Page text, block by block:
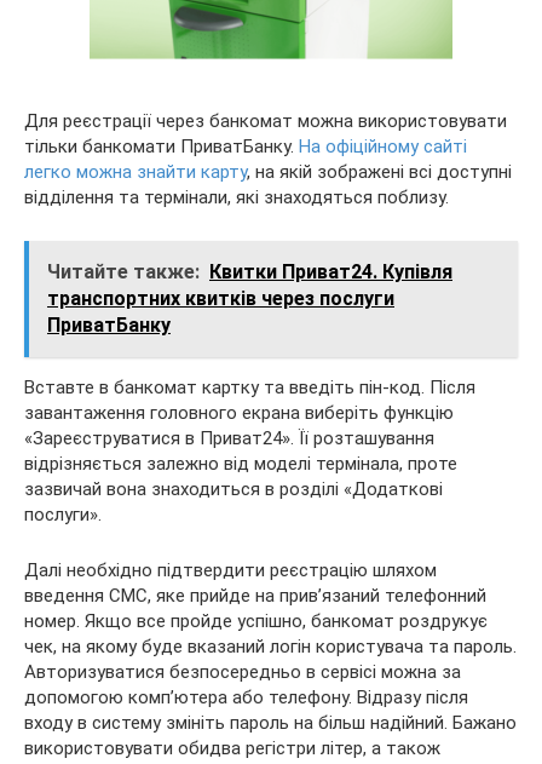
Для реєстрації через банкомат можна використовувати
тільки банкомати ПриватБанку. На офіційному сайті
легко можна знайти карту, на якій зображені всі доступні
відділення та термінали, які знаходяться поблизу.
Читайте также: Квитки Приват24. Купівля
транспортних квитків через послуги
ПриватБанку
Вставте в банкомат картку та введіть пін-код. Після
завантаження головного екрана виберіть функцію
«Зареєструватися в Приват24». Її розташування
відрізняється залежно від моделі термінала, проте
зазвичай вона знаходиться в розділі «Додаткові
послуги».
Далі необхідно підтвердити реєстрацію шляхом
введення СМС, яке прийде на прив’язаний телефонний
номер. Якщо все пройде успішно, банкомат роздрукує
чек, на якому буде вказаний логін користувача та пароль.
Авторизуватися безпосередньо в сервісі можна за
допомогою комп’ютера або телефону. Відразу після
входу в систему змініть пароль на більш надійний. Бажано
використовувати обидва регістри літер, а також